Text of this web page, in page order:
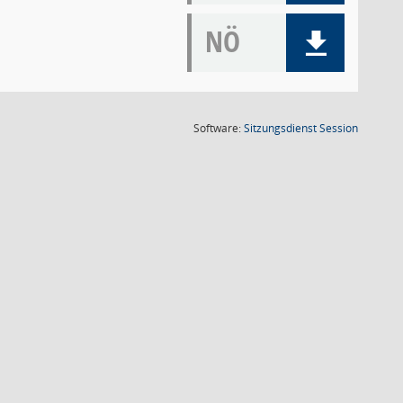
NÖ
Software:SitzungsdienstSession(Wird in